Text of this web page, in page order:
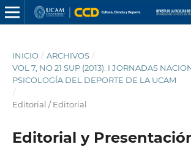
INICIO / ARCHIVOS /
VOL 7, NO 21 SUP (2013): I JORNADAS
PSICOLOGÍA DEL DEPORTE DE LA UCAM
/
Editorial / Editorial
Editorial y